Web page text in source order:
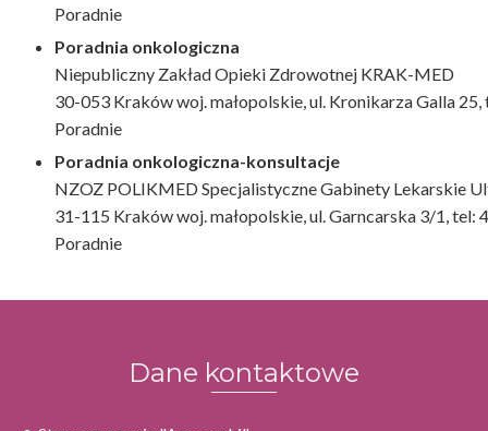
Poradnie
Poradnia onkologiczna
Niepubliczny Zakład Opieki Zdrowotnej KRAK-MED
30-053 Kraków woj. małopolskie, ul. Kronikarza Galla 25,
Poradnie
Poradnia onkologiczna-konsultacje
NZOZ POLIKMED Specjalistyczne Gabinety Lekarskie
31-115 Kraków woj. małopolskie, ul. Garncarska 3/1, tel:
Poradnie
Dane kontaktowe